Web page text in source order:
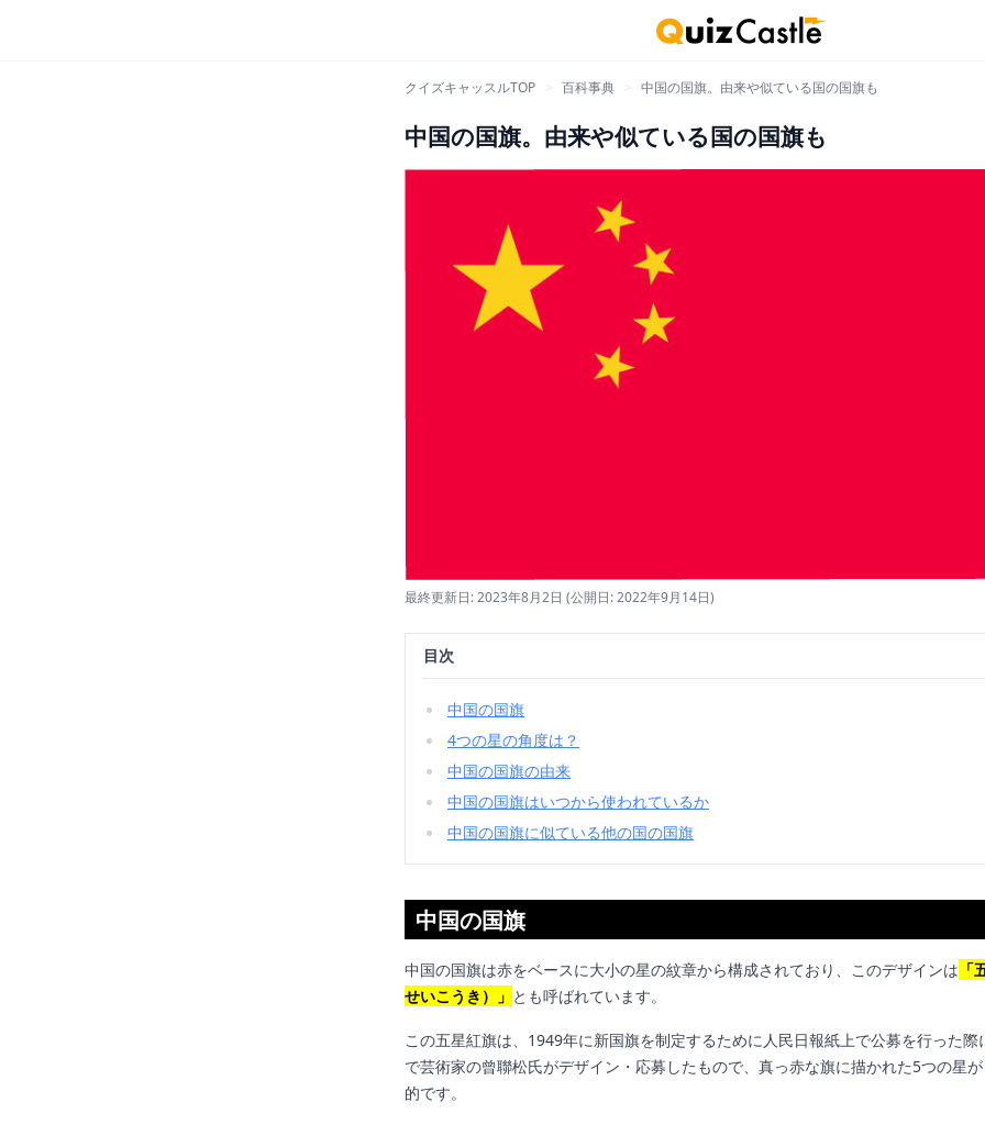
クイズキャッスルTOP 百科事典 中国の国旗。由来や似ている国の国旗も
中国の国旗。由来や似ている国の国旗も
最終更新日: 2023年8月2日 (公開日: 2022年9月14日)
目次
中国の国旗
4つの星の角度は？
中国の国旗の由来
中国の国旗はいつから使われているか
中国の国旗に似ている他の国の国旗
中国の国旗
中国の国旗は赤をベースに大小の星の紋章から構成されており、このデザインは 「
せいこうき）」 とも呼ばれています。
この五星紅旗は、1949年に新国旗を制定するために人民日報紙上で公募を行った際
で芸術家の曾聯松氏がデザイン・応募したもので、真っ赤な旗に描かれた5つの星
的です。